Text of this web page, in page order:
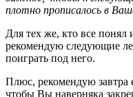
плотно прописалось в
Для тех же, кто все понял
рекомендую следующие
поиграть под него.
Плюс, рекомендую завтра
чтобы Вы наверняка